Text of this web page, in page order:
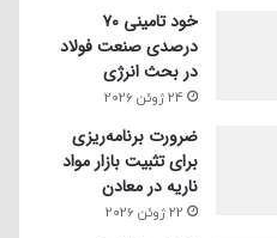
خود تامینی ۷۰
درصدی صنعت فولاد
در بحث انرژی
24 ژوئن 2026
ضرورت برنامه‌ریزی
برای تثبیت بازار مواد
ناریه در معادن
22 ژوئن 2026